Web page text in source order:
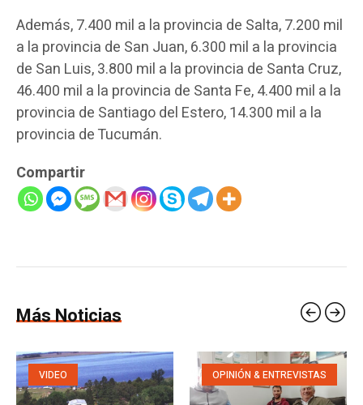
Además, 7.400 mil a la provincia de Salta, 7.200 mil
a la provincia de San Juan, 6.300 mil a la provincia
de San Luis, 3.800 mil a la provincia de Santa Cruz,
46.400 mil a la provincia de Santa Fe, 4.400 mil a la
provincia de Santiago del Estero, 14.300 mil a la
provincia de Tucumán.
Compartir
Más Noticias
VIDEO OPINIÓN & ENTREVISTAS